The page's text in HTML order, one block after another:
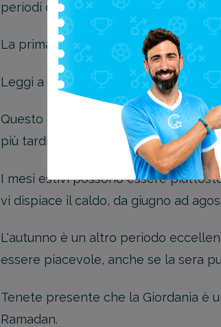
periodi dell'anno che sono migliori di
La primavera è un periodo
Leggi a che " Andare in Giordania a
Questo è anche un buon periodo
più tardi nel corso dell'anno.
I mesi estivi possono essere
vi dispiace il caldo, da giugno ad
L'autunno è un altro periodo
essere piacevole, anche se la sera
Tenete presente che la Giordania è
Ramadan.